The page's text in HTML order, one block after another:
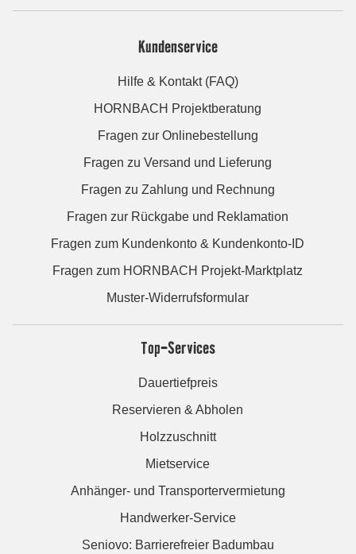
Kundenservice
Hilfe & Kontakt (FAQ)
HORNBACH Projektberatung
Fragen zur Onlinebestellung
Fragen zu Versand und Lieferung
Fragen zu Zahlung und Rechnung
Fragen zur Rückgabe und Reklamation
Fragen zum Kundenkonto & Kundenkonto-ID
Fragen zum HORNBACH Projekt-Marktplatz
Muster-Widerrufsformular
Top-Services
Dauertiefpreis
Reservieren & Abholen
Holzzuschnitt
Mietservice
Anhänger- und Transportervermietung
Handwerker-Service
Seniovo: Barrierefreier Badumbau